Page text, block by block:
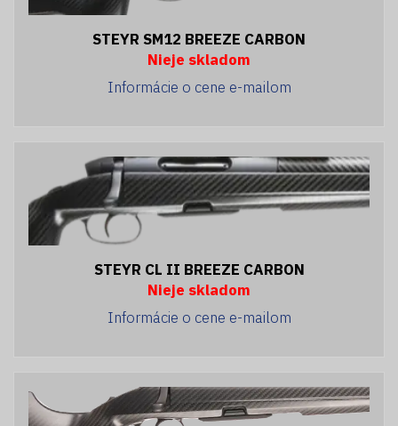
STEYR SM12 BREEZE CARBON
Nieje skladom
Informácie o cene e-mailom
STEYR CL II BREEZE CARBON
Nieje skladom
Informácie o cene e-mailom